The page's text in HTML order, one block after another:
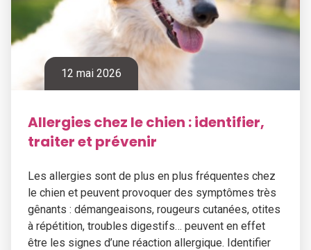
12 mai 2026
Allergies chez le chien : identifier,
traiter et prévenir
Les allergies sont de plus en plus fréquentes chez
le chien et peuvent provoquer des symptômes très
gênants : démangeaisons, rougeurs cutanées, otites
à répétition, troubles digestifs… peuvent en effet
être les signes d’une réaction allergique. Identifier